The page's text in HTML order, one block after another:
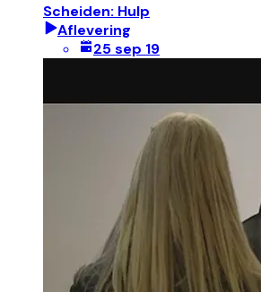
Scheiden: Hulp
Aflevering
25 sep 19